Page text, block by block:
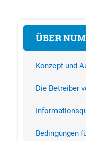
ÜBER
Konzept und
Die Betreiber
Bedingungen